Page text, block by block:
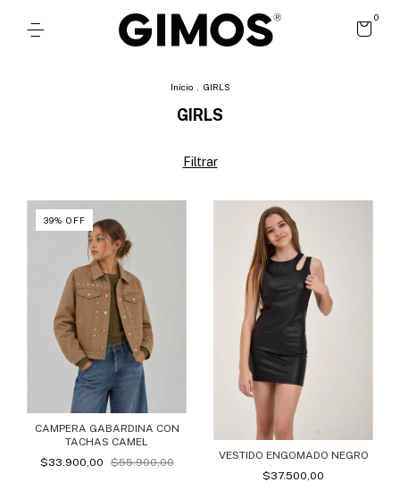
0
Inicio GIRLS
GIRLS
Filtrar
39% OFF
CAMPERA GABARDINA CON
TACHAS CAMEL
$33.900,00
$55.900,00
VESTIDO ENGOMADO NEGRO
$37.500,00